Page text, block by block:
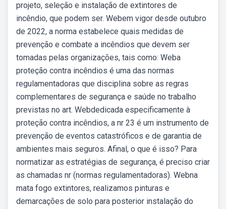
projeto, seleção e instalação de extintores de
incêndio, que podem ser. Webem vigor desde outubro
de 2022, a norma estabelece quais medidas de
prevenção e combate a incêndios que devem ser
tomadas pelas organizações, tais como: Weba
proteção contra incêndios é uma das normas
regulamentadoras que disciplina sobre as regras
complementares de segurança e saúde no trabalho
previstas no art. Webdedicada especificamente à
proteção contra incêndios, a nr 23 é um instrumento de
prevenção de eventos catastróficos e de garantia de
ambientes mais seguros. Afinal, o que é isso? Para
normatizar as estratégias de segurança, é preciso criar
as chamadas nr (normas regulamentadoras). Webna
mata fogo extintores, realizamos pinturas e
demarcações de solo para posterior instalação do